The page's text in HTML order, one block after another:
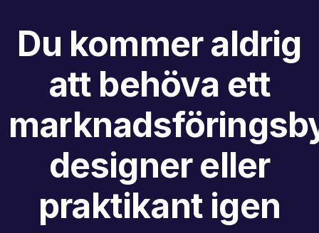
Du kommer aldrig
att behöva ett
designer eller
praktikant igen